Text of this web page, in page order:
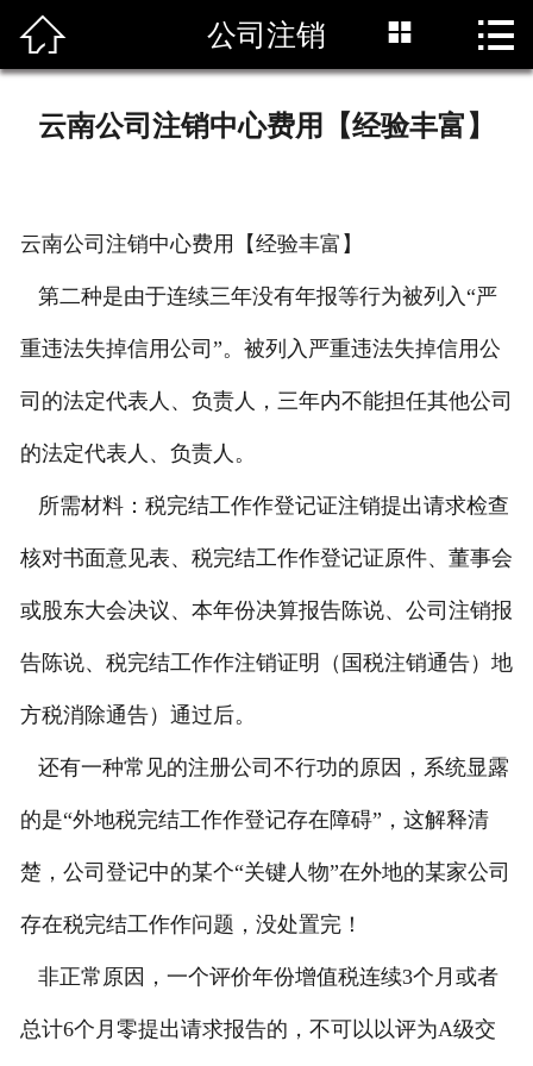
首页
整理乱帐
公司注销
联系我们
税务筹划
关于我们
 公司注销  
云南公司注销中心费用【经验丰富】
云南公司注销中心费用【经验丰富】
第二种是由于连续三年没有年报等行为被列入“严
重违法失掉信用公司”。被列入严重违法失掉信用公
司的法定代表人、负责人，三年内不能担任其他公司
的法定代表人、负责人。
所需材料：税完结工作作登记证注销提出请求检查
核对书面意见表、税完结工作作登记证原件、董事会
或股东大会决议、本年份决算报告陈说、公司注销报
告陈说、税完结工作作注销证明（国税注销通告）地
方税消除通告）通过后。
还有一种常见的注册公司不行功的原因，系统显露
的是“外地税完结工作作登记存在障碍”，这解释清
楚，公司登记中的某个“关键人物”在外地的某家公司
存在税完结工作作问题，没处置完！
非正常原因，一个评价年份增值税连续3个月或者
总计6个月零提出请求报告的，不可以以评为A级交